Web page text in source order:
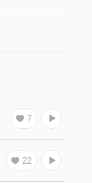
一次時空旅
7
22